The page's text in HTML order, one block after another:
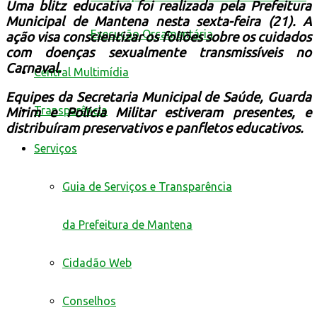
Execução Orçamentária
Central Multimídia
Transparência
Serviços
Guia de Serviços e Transparência
da Prefeitura de Mantena
Cidadão Web
Conselhos
Uma blitz educativa foi realizada pela Prefeitura
Municipal de Mantena nesta sexta-feira (21). A
ação visa conscientizar os foliões sobre os cuidados
com doenças sexualmente transmissíveis no
Carnaval.
Equipes da Secretaria Municipal de Saúde, Guarda
Mirim e Polícia Militar estiveram presentes, e
distribuíram preservativos e panfletos educativos.